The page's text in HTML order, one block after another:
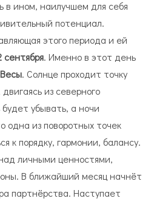
в ином, наилучшем для себя
потенциал.
этого периода и ей
сентября. Именно в этот день
. Солнце проходит точку
из северного
убывать, а ночи
одна из поворотных точек
к порядку, гармонии, балансу.
личными ценностями,
В ближайший месяц начнёт
партнёрства. Наступает